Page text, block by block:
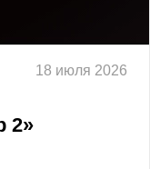
18 июля 2026
2»